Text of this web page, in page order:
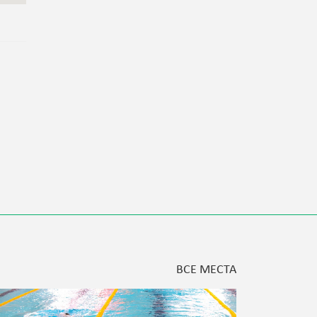
ВСЕ МЕСТА